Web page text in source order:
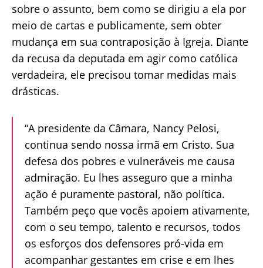
sobre o assunto, bem como se dirigiu a ela por
meio de cartas e publicamente, sem obter
mudança em sua contraposição à Igreja. Diante
da recusa da deputada em agir como católica
verdadeira, ele precisou tomar medidas mais
drásticas.
“A presidente da Câmara, Nancy Pelosi,
continua sendo nossa irmã em Cristo. Sua
defesa dos pobres e vulneráveis me causa
admiração. Eu lhes asseguro que a minha
ação é puramente pastoral, não política.
Também peço que vocês apoiem ativamente,
com o seu tempo, talento e recursos, todos
os esforços dos defensores pró-vida em
acompanhar gestantes em crise e em lhes